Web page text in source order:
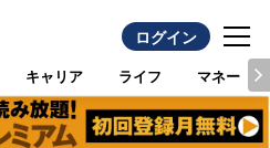
ログイン
キャリア ライフ マネー